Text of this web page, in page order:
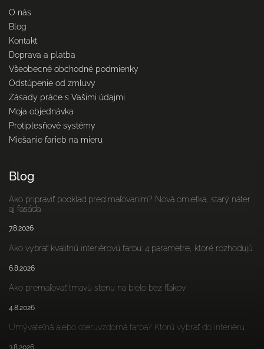
O nás
Blog
Kontakt
Doprava a platba
Všeobecné obchodné podmienky
Odstúpenie od zmluvy
Zásady práce s Vašimi údajmi
Moja objednávka
Protiplesňové systémy
Miešanie farieb na mieru
Blog
Ako pripraviť podklad pred maľovaním? Nová omietka, starý náter
aj fasáda
7.8.2026
Ako vybrať kvalitnú interiérovú farbu: 4 parametre, ktoré rozhodujú
6.8.2026
Ako premaľovať tmavú stenu na bielo bez fľakov
4.8.2026
Umývateľná alebo oteruvzdorná farba? Ktorú vybrať do interiéru
3.8.2026